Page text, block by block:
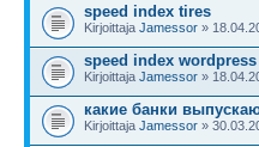
speed index tires
Kirjoittaja Jamessor »
speed index wordpress
Kirjoittaja Jamessor »
какие банки
Kirjoittaja Jamessor »